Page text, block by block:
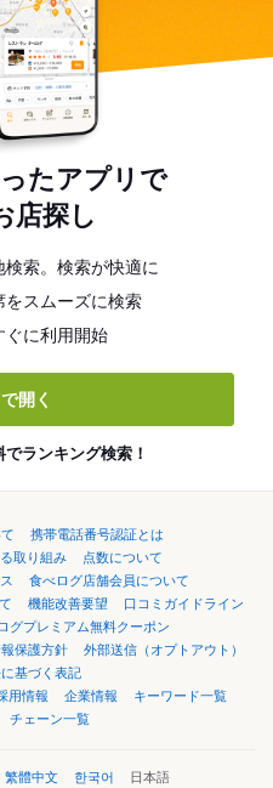
たアプリで
店探し
索。検索が快適に
をスムーズに検索
ぐに利用開始
開く
ランキング検索！
携帯電話番号認証とは
取り組み
点数について
食べログ店舗会員について
機能改善要望
口コミガイドライン
グプレミアム無料クーポン
保護方針
外部送信（オプトアウト）
基づく表記
用情報 企業情報
キーワード一覧
チェーン一覧
繁體中文 한국어 日本語